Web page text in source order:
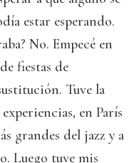
estar esperando.
No. Empecé en
fiestas de
Tuve la
en París
grandes del jazz y a
Luego tuve mis